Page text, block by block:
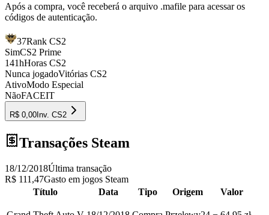
Após a compra, você receberá o arquivo .mafile para acessar os
códigos de autenticação.
37Rank CS2
SimCS2 Prime
141hHoras CS2
Nunca jogadoVitórias CS2
AtivoModo Especial
NãoFACEIT
R$ 0,00 Inv. CS2
Transações Steam
18/12/2018Última transação
R$ 111,47Gasto em jogos Steam
Título
Data Tipo Origem Valor